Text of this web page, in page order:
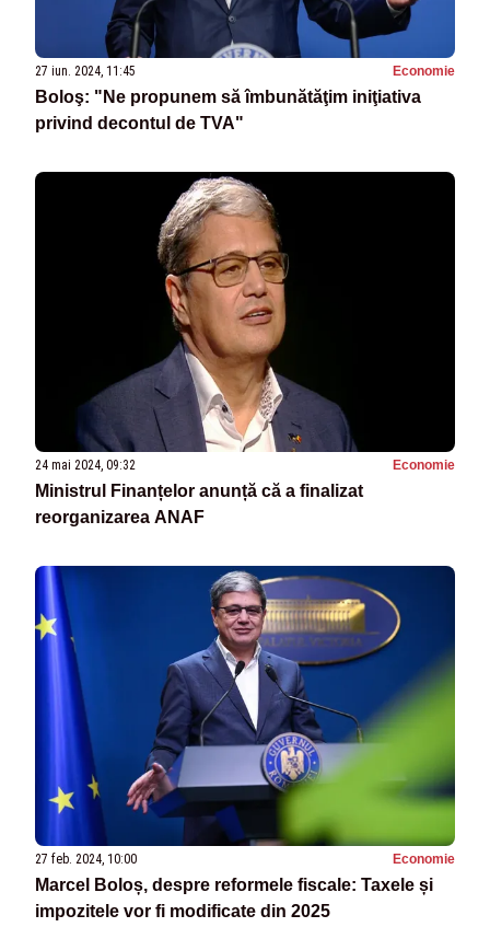
27 iun. 2024, 11:45 Economie
Boloş: "Ne propunem să îmbunătăţim iniţiativa
privind decontul de TVA"
24 mai 2024, 09:32 Economie
Ministrul Finanțelor anunță că a finalizat
reorganizarea ANAF
27 feb. 2024, 10:00 Economie
Marcel Boloș, despre reformele fiscale: Taxele și
impozitele vor fi modificate din 2025